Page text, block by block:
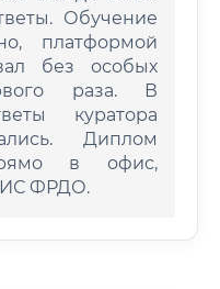
Обучение
платформой
без особых
раза. В
куратора
Диплом
в офис,
ФРДО.